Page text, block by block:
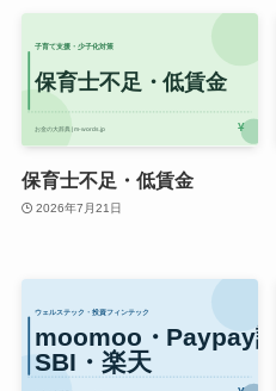
保育士不足・低賃金
2026年7月21日